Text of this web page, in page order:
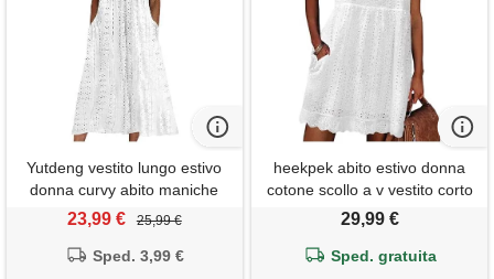
Yutdeng vestito lungo estivo
donna curvy abito maniche
corte da mare spiaggia scollo
con tasche boho chic dresses
23,99 € 25,99 €
Sped. 3,99 €
heekpek abito estivo donna
cotone scollo a v vestito corto
donna senza maniche con
jacquard casual abito mare da
29,99 €
Sped. gratuita